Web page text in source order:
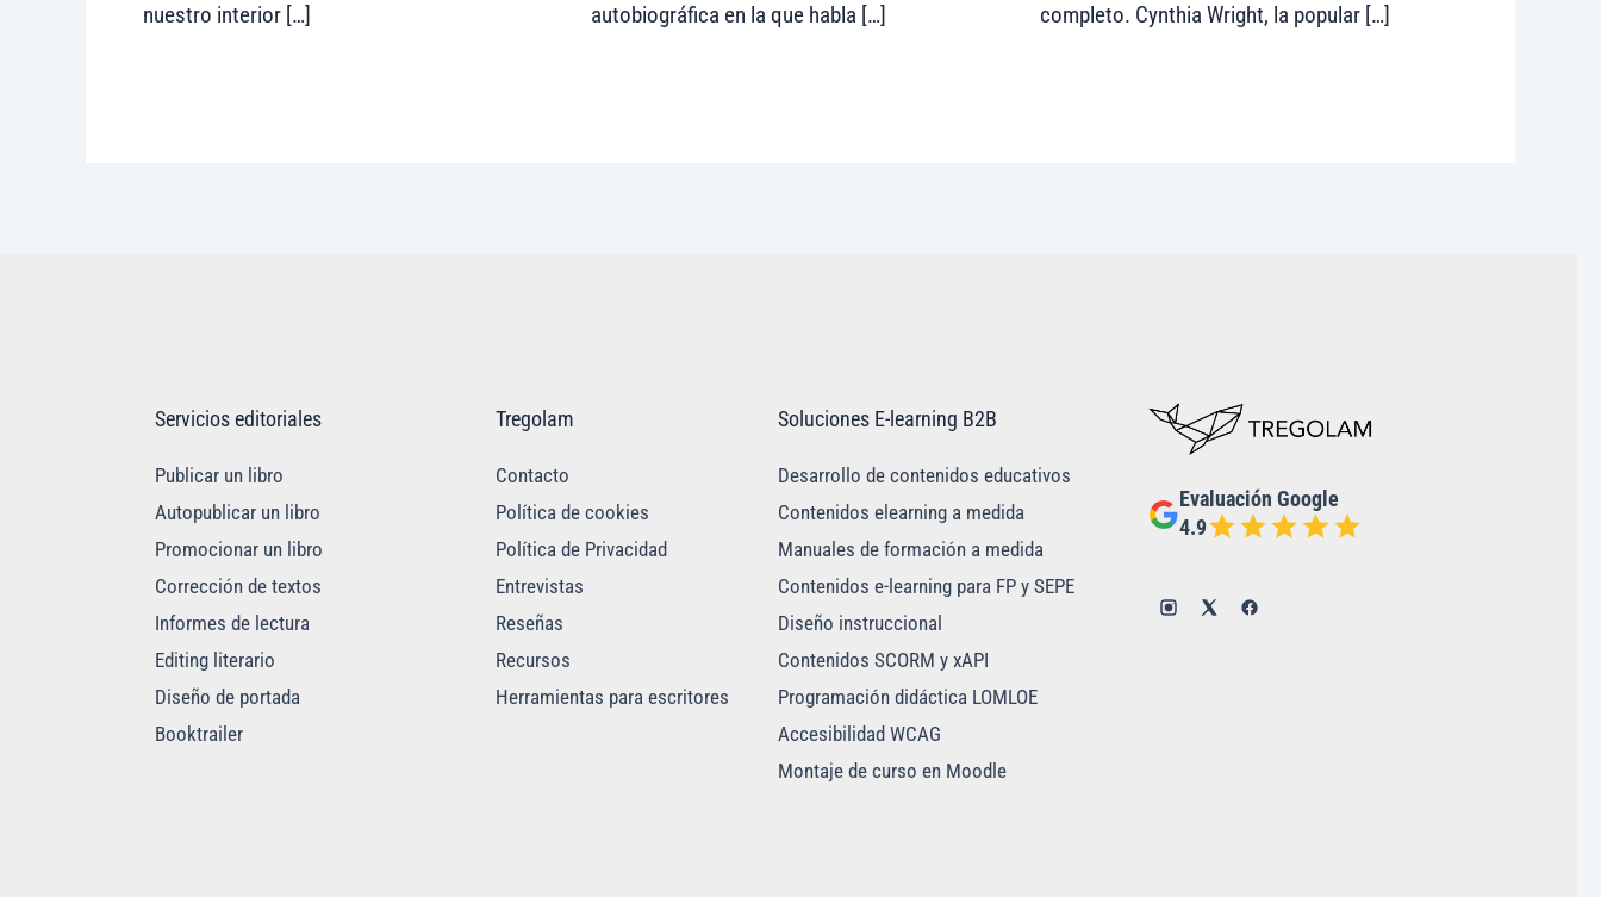
nuestro interior […]
autobiográfica en la que habla […]
completo. Cynthia Wright, la popular […]
Servicios editoriales
Publicar un libro
Autopublicar un libro
Promocionar un libro
Corrección de textos
Informes de lectura
Editing literario
Diseño de portada
Booktrailer
Tregolam
Contacto
Política de cookies
Política de Privacidad
Entrevistas
Reseñas
Recursos
Herramientas para escritores
Soluciones E-learning B2B
Desarrollo de contenidos educativos
Contenidos elearning a medida
Manuales de formación a medida
Contenidos e-learning para FP y SEPE
Diseño instruccional
Contenidos SCORM y xAPI
Programación didáctica LOMLOE
Accesibilidad WCAG
Montaje de curso en Moodle
Evaluación Google
4.9